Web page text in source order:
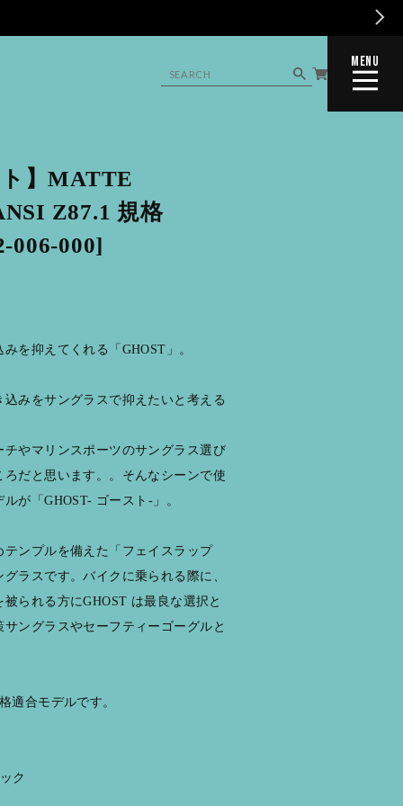
MENU
CLOSE
】MATTE
Z87.1 規格
006-000]
を抑えてくれる「GHOST」。
みをサングラスで抑えたいと考える
やマリンスポーツのサングラス選び
だと思います。。そんなシーンで使
が「GHOST- ゴースト-」。
ンプルを備えた「フェイスラップ
ラスです。バイクに乗られる際に、
られる方にGHOST は最良な選択と
ングラスやセーフティーゴーグルと
適合モデルです。
ク